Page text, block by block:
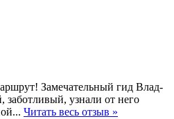
Замечательный гид Влад-
узнали от него
Читать весь отзыв »